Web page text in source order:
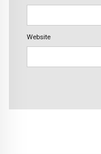
Website